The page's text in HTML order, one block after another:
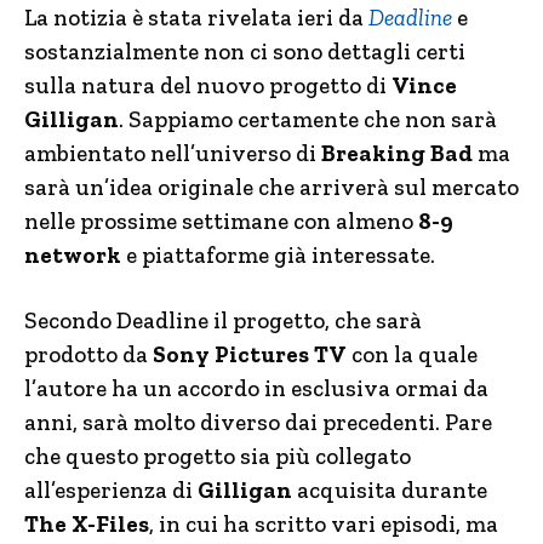
La notizia è stata rivelata ieri daDeadline e
sostanzialmente non ci sono dettagli certi
sulla natura del nuovo progetto di Vince
Gilligan. Sappiamo certamente che non sarà
ambientato nell’universo di Breaking Bad ma
sarà un’idea originale che arriverà sul mercato
nelle prossime settimane con almeno 8-9
network e piattaforme già interessate.
Secondo Deadline il progetto, che sarà
prodotto da Sony Pictures TV con la quale
l’autore ha un accordo in esclusiva ormai da
anni, sarà molto diverso dai precedenti. Pare
che questo progetto sia più collegato
all’esperienza di Gilligan acquisita durante
The X-Files, in cui ha scritto vari episodi, ma